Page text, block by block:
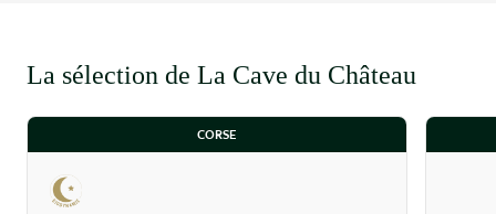
La sélection de La Cave du Château
CORSE